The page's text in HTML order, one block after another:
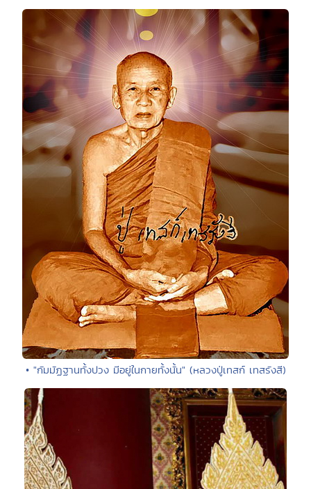
• "กัมมัฏฐานทั้งปวง มีอยู่ในกายทั้งนั้น" (หลวงปู่เทสก์ เทสรังสี)